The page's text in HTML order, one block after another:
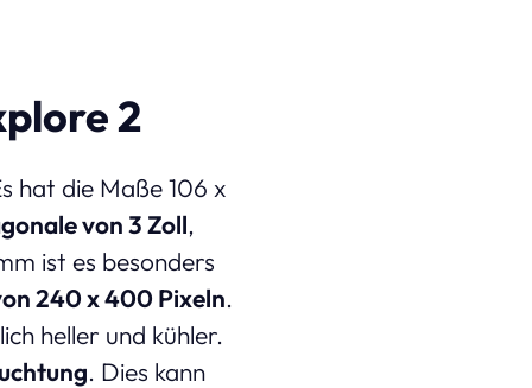
2
hat die Maße 106 x
von 3 Zoll,
ist es besonders
240 x 400 Pixeln.
heller und kühler.
. Dies kann